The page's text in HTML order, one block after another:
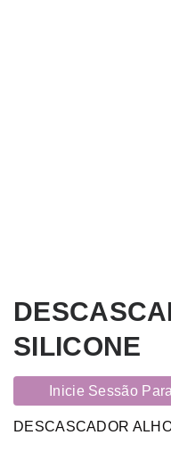
SILICONE
Inicie Sessão
DESCASCADOR